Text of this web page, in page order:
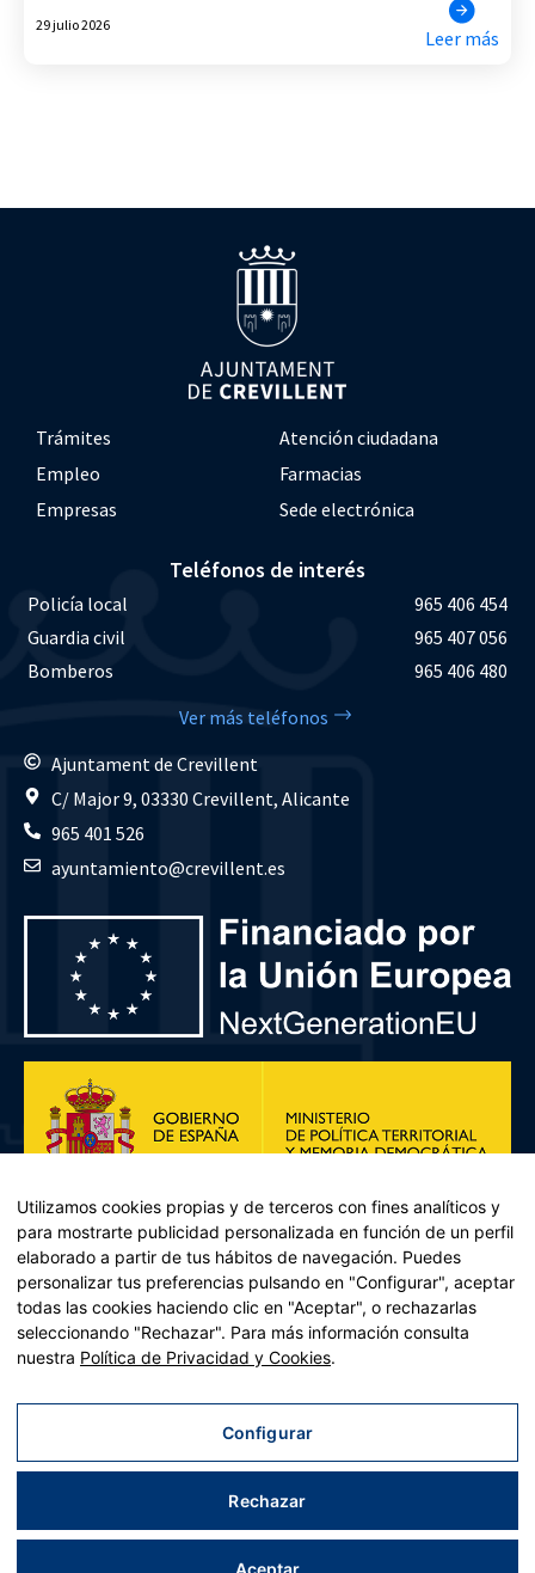
29 julio 2026
Leer más
Trámites
Atención ciudadana
Empleo
Farmacias
Empresas
Sede electrónica
Teléfonos de interés
Policía local
965 406 454
Guardia civil
965 407 056
Bomberos
965 406 480
Ver más teléfonos
Ajuntament de Crevillent
C/ Major 9, 03330 Crevillent, Alicante
965 401 526
ayuntamiento@crevillent.es
Plan de Recuperación, Transformación y Resiliencia – Financiado por
Recuperación y resiliencia, establecido por el Reglamento (UE)
2021/241 del Parlamento Europeo y del Consejo, de 12 de febrero
Aviso legal|Política de privacidad|Política de cookies|Accesibilidad|Mapa web
| Desarrollado porTrestristes
Utilizamos cookies propias y de terceros con fines analíticos y
para mostrarte publicidad personalizada en función de un perfil
elaborado a partir de tus hábitos de navegación. Puedes
personalizar tus preferencias pulsando en "Configurar", aceptar
todas las cookies haciendo clic en "Aceptar", o rechazarlas
seleccionando "Rechazar". Para más información consulta
nuestra Política de Privacidad y Cookies.
Configurar
Rechazar
Aceptar